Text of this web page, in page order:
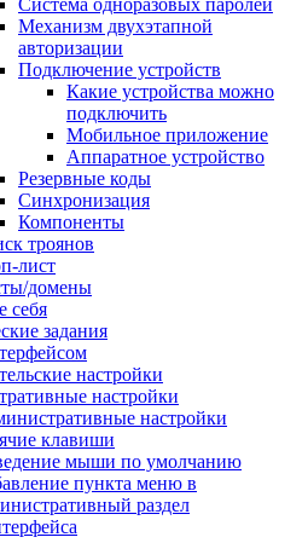
Система одноразовых паролей
Механизм двухэтапной
авторизации
Подключение устройств
Какие устройства можно
подключить
Мобильное приложение
Аппаратное устройство
Резервные коды
Синхронизация
Компоненты
троянов
лист
домены
себя
задания
настройки
настройки
настройки
клавиши
мыши по умолчанию
пункта меню в
раздел